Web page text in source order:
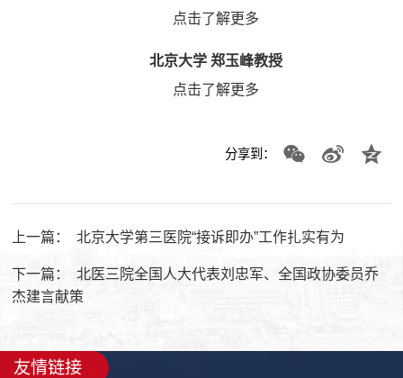
点击了解更多
北京大学 郑玉峰教授
点击了解更多
分享到：
上一篇： 北京大学第三医院“接诉即办”工作扎实有为
下一篇：
北医三院全国人大代表刘忠军、全国政协委员乔
杰建言献策
友情链接